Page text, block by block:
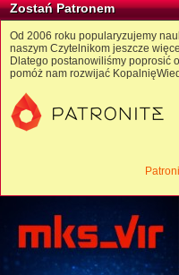
Zostań Patronem
Od 2006 roku popularyzujemy
naszym Czytelnikom jeszcze
Dlatego postanowiliśmy poprosić
pomóż nam rozwijać